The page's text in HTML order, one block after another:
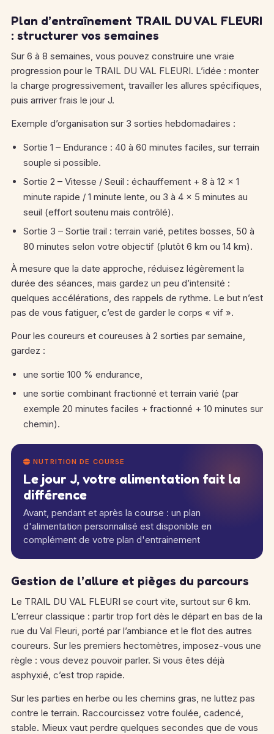
Plan d’entraînement TRAIL DU VAL FLEURI
: structurer vos semaines
Sur 6 à 8 semaines, vous pouvez construire une vraie
progression pour le TRAIL DU VAL FLEURI. L’idée : monter
la charge progressivement, travailler les allures spécifiques,
puis arriver frais le jour J.
Exemple d’organisation sur 3 sorties hebdomadaires :
Sortie 1 – Endurance : 40 à 60 minutes faciles, sur terrain
souple si possible.
Sortie 2 – Vitesse / Seuil : échauffement + 8 à 12 × 1
minute rapide / 1 minute lente, ou 3 à 4 × 5 minutes au
seuil (effort soutenu mais contrôlé).
Sortie 3 – Sortie trail : terrain varié, petites bosses, 50 à
80 minutes selon votre objectif (plutôt 6 km ou 14 km).
À mesure que la date approche, réduisez légèrement la
durée des séances, mais gardez un peu d’intensité :
quelques accélérations, des rappels de rythme. Le but n’est
pas de vous fatiguer, c’est de garder le corps « vif ».
Pour les coureurs et coureuses à 2 sorties par semaine,
gardez :
une sortie 100 % endurance,
une sortie combinant fractionné et terrain varié (par
exemple 20 minutes faciles + fractionné + 10 minutes sur
chemin).
NUTRITION DE COURSE
Le jour J, votre alimentation fait la
différence
Avant, pendant et après la course : un plan
d'alimentation personnalisé est disponible en
complément de votre plan d'entrainement
Gestion de l’allure et pièges du parcours
Le TRAIL DU VAL FLEURI se court vite, surtout sur 6 km.
L’erreur classique : partir trop fort dès le départ en bas de la
rue du Val Fleuri, porté par l’ambiance et le flot des autres
coureurs. Sur les premiers hectomètres, imposez-vous une
règle : vous devez pouvoir parler. Si vous êtes déjà
asphyxié, c’est trop rapide.
Sur les parties en herbe ou les chemins gras, ne luttez pas
contre le terrain. Raccourcissez votre foulée, cadencé,
stable. Mieux vaut perdre quelques secondes que de vous